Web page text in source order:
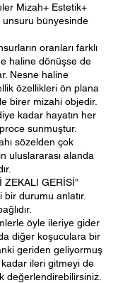
Mizah+ Estetik+
bünyesinde
oranları farklı
haline dönüşse de
Nesne haline
özellikleri ön plana
birer mizahi objedir.
kadar hayatın her
sunmuştur.
sözelden çok
uluslararası alanda
ZEKALI GERİSİ”
bir durumu anlatır.
öyle ileriye gider
diğer koşuculara bir
geriden geliyormuş
ileri gitmeyi de
değerlendirebilirsiniz.